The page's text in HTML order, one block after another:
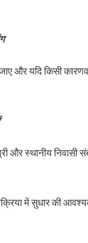
और यदि किसी
और स्थानीय
में सुधार की